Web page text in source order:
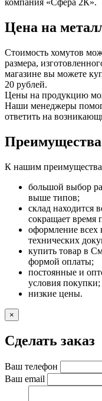
компания «Сфера 2К».
Цена на
Стоимость хомутов
размера,
магазине вы можете
20 рублей.
Цены на продукцию
Наши менеджеры
ответить на
К нашим
большой выбор
выше типов;
склад находится
сокращает время
оформление всех
технических
купить товар в
формой оплаты;
постоянные и
условия покупки;
низкие цены.
×
Сделать заказ
Ваш телефон
Ваш email